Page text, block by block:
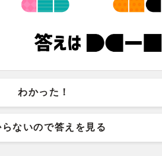
わかった！
ないので答えを見る